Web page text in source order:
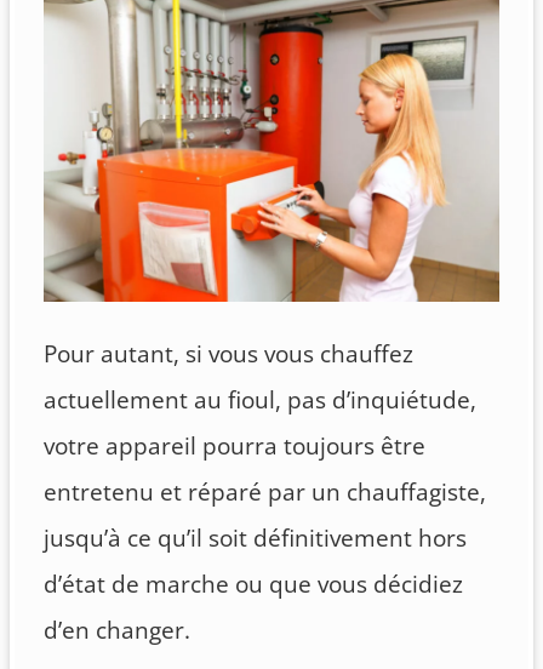
Pour autant, si vous vous chauffez
actuellement au fioul, pas d’inquiétude,
votre appareil pourra toujours être
entretenu et réparé par un chauffagiste,
jusqu’à ce qu’il soit définitivement hors
d’état de marche ou que vous décidiez
d’en changer.